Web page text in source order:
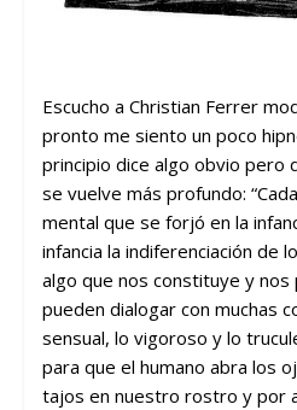
Escucho a Christian Ferrer
pronto me siento un poco
principio dice algo obvio pero
se vuelve más profundo: “
mental que se forjó en la
infancia la indiferenciación de
algo que nos constituye y
pueden dialogar con muchas
sensual, lo vigoroso y lo
para que el humano abra los
tajos en nuestro rostro y por